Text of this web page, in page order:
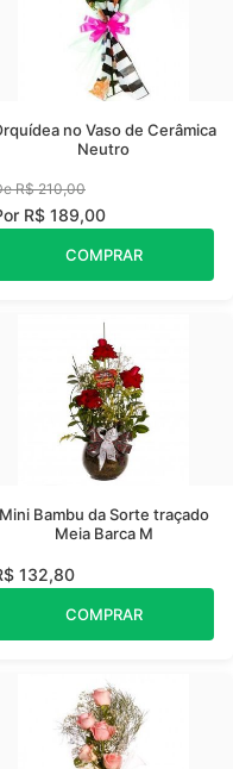
no Vaso de Cerâmica
Neutro
R$ 210,00
R$ 189,00
COMPRAR
Mini Bambu da Sorte traçado
Meia Barca M
132,80
COMPRAR